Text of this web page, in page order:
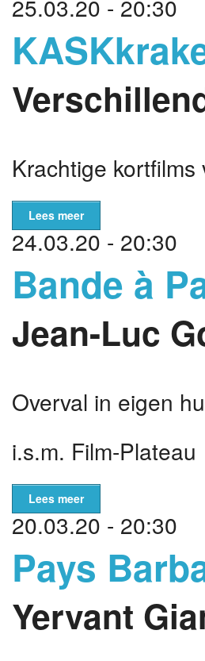
25.03.20 - 20:30
Krachtige
Lees meer
24.03.20 - 20:30
Bande à
Jean-Luc
Overval in eigen
i.s.m. Film-Plateau
Lees meer
20.03.20 - 20:30
Pays
Yervant